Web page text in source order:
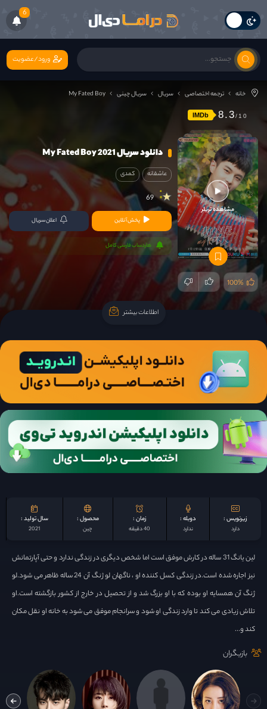
6
ورود/عضویت
خانه ترجمه اختصاصی سریال سریال چینی My Fated Boy
IMDb 8.3
مشاهده تریلر
100%
دانلود سریال My Fated Boy 2021
عاشقانه کمدی
69
پخش آنلاین اعلان سریال
هاردساب فارسی کامل
اطلاعات بیشتر
زیرنویس :
دارد
دوبله :
ندارد
زمان :
40 دقیقه
محصول :
چين
سال تولید :
2021
لین یانگ 31 ساله در کارش موفق است اما شخص دیگری در زندگی ندارد و حتی آپارتمانش
نیز اجاره شده است.در زندگی کسل کننده او ، ناگهان لو ژنگ آن 24 ساله ظاهر می شود.لو
ژنگ آن همسایه او بوده که با او بزرگ شد و از تحصیل در خارج از کشور بازگشته است.او
تلاش زیادی می کند تا وارد زندگی او شود و سرانجام موفق می شود به خانه او نقل مکان
کند و...
بازیگران